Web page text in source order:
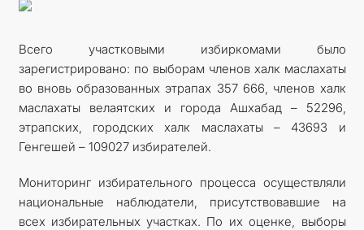
Всего участковыми избиркомами было
зарегистрировано: по выборам членов халк маслахаты
во вновь образованных этрапах 357 666, членов халк
маслахаты велаятских и города Ашхабад – 52296,
этрапских, городских халк маслахаты – 43693 и
Генгешей – 109027 избирателей.
Мониторинг избирательного процесса осуществляли
национальные наблюдатели, присутствовавшие на
всех избирательных участках. По их оценке, выборы